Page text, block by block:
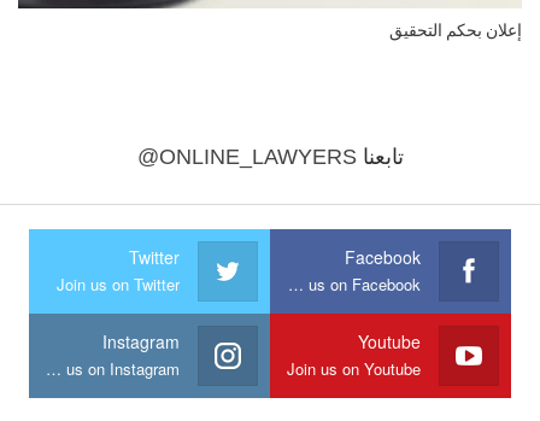
إعلان بحكم التحقيق
تابعنا@ONLINE_LAWYERS
Facebook
Join us on Facebook
Twitter
Join us on Twitter
Youtube
Join us on Youtube
Instagram
Join us on Instagram